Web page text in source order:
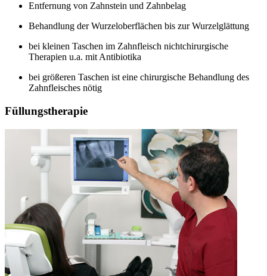
Entfernung von Zahnstein und Zahnbelag
Behandlung der Wurzeloberflächen bis zur Wurzelglättung
bei kleinen Taschen im Zahnfleisch nichtchirurgische
Therapien u.a. mit Antibiotika
bei größeren Taschen ist eine chirurgische Behandlung des
Zahnfleisches nötig
Füllungstherapie